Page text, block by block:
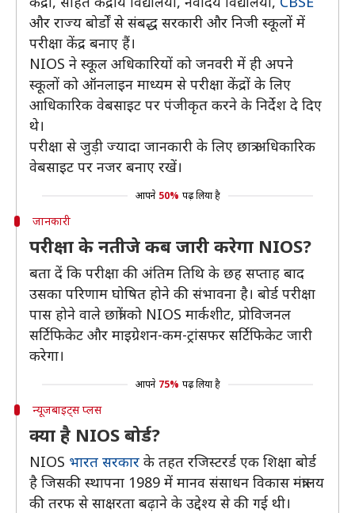
और राज्य बोर्डों से संबद्ध सरकारी और निजी स्कूलों में
परीक्षा केंद्र बनाए हैं।
NIOS ने स्कूल अधिकारियों को जनवरी में ही अपने
स्कूलों को ऑनलाइन माध्यम से परीक्षा केंद्रों के लिए
आधिकारिक वेबसाइट पर पंजीकृत करने के निर्देश दे दिए
थे।
परीक्षा से जुड़ी ज्यादा जानकारी के लिए छात्र अधिकारिक
वेबसाइट पर नजर बनाए रखें।
आपने 50% पढ़ लिया है
जानकारी
परीक्षा के नतीजे कब जारी करेगा NIOS?
बता दें कि परीक्षा की अंतिम तिथि के छह सप्ताह बाद
उसका परिणाम घोषित होने की संभावना है। बोर्ड परीक्षा
पास होने वाले छात्रों को NIOS मार्कशीट, प्रोविजनल
सर्टिफिकेट और माइग्रेशन-कम-ट्रांसफर सर्टिफिकेट जारी
करेगा।
आपने 75% पढ़ लिया है
न्यूजबाइट्स प्लस
क्या है NIOS बोर्ड?
NIOS भारत सरकार के तहत रजिस्टरर्ड एक शिक्षा बोर्ड
है जिसकी स्थापना 1989 में मानव संसाधन विकास मंत्रालय
की तरफ से साक्षरता बढ़ाने के उद्देश्य से की गई थी।